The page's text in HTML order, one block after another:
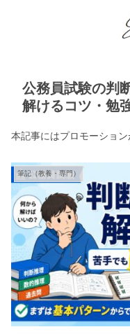
公務員試験の判
解けるコツ・勉
本記事にはプロモーショ
筆記（教養・専門）